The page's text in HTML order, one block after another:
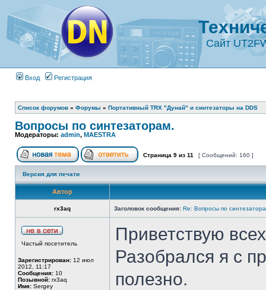
Сайт
Вход Регистрация
Список форумов » Форумы » Портативный TRX "Дунай" и синтезаторы на DDS
Вопросы по синтезаторам.
Модераторы: admin, MAESTRA
Страница 9 из 11 [ Сообщений: 160 ]
Версия для печати
Автор
rx3aq Заголовок сообщения: Re: Вопросы по
Частый посетитель
Зарегистрирован: 12 июл
2012, 11:17
Сообщения: 10
Позывной: rx3aq
Имя: Sergey
Приветствую
Разобрался я с
полезно.